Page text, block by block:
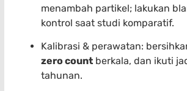
menambah partikel; lakukan
kontrol saat studi komparatif.
Kalibrasi & perawatan:
zero count berkala, dan ikuti
tahunan.